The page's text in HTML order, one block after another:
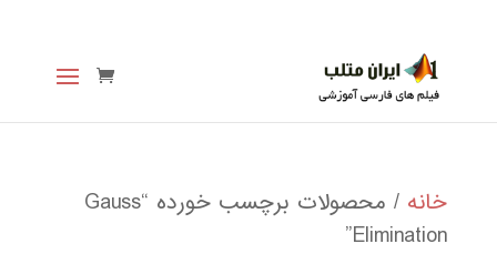
خانه
/ محصولات برچسب خورده “Gauss
Elimination”